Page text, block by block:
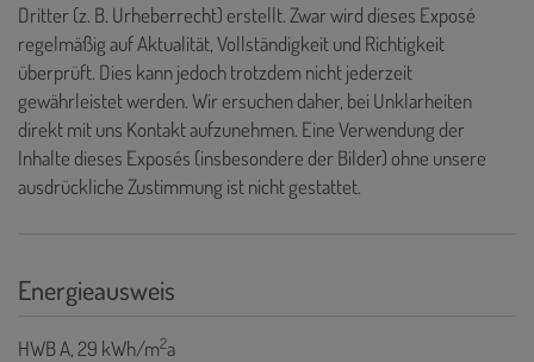
Dritter (z. B. Urheberrecht) erstellt. Zwar wird dieses Exposé
regelmäßig auf Aktualität, Vollständigkeit und Richtigkeit
überprüft. Dies kann jedoch trotzdem nicht jederzeit
gewährleistet werden. Wir ersuchen daher, bei Unklarheiten
direkt mit uns Kontakt aufzunehmen. Eine Verwendung der
Inhalte dieses Exposés (insbesondere der Bilder) ohne unsere
ausdrückliche Zustimmung ist nicht gestattet.
Energieausweis
HWBA, 29 kWh/m2a